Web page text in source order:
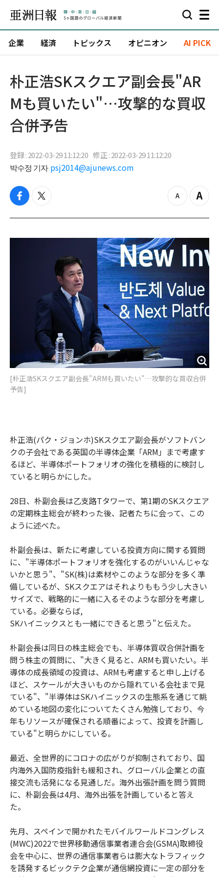
企業 経済 トピックス オピニオン AI PICK
朴正浩SKスクエア副会長"AR
Mも買いたい"…攻撃的な買収
合併予告
登録 : 2022-03-29 11:12:20 修正 : 2022-03-29 11:12:20
박수정 기자 psj2014@ajunews.com
f
c
b
t
i
t
z
o
o
Z
o
i
[朴正浩SKスクエア副会長"ARMも買いたい"…攻撃的な買収合併
予告]
朴正浩(パク・ジョンホ)SKスクエア副会長がソフトバン
クの子会社である英国の半導体企業「ARM」まで考慮す
るほど、半導体ポートフォリオの強化を積極的に検討し
ていると明らかにした。
28日、朴副会長は乙支路Tタワーで、第1期のSKスクエア
の定期株主総会が終わった後、記者たちに会って、この
ように述べた。
朴副会長は、新たに考慮している投資方向に関する質問
に、"半導体ポートフォリオを強化するのがいいんじゃな
いかと思う"、"SK(株)は素材やこのような部分を多く準
備しているが、SKスクエアはそれよりももう少し大きい
サイズで、戦略的に一緒に入るそのような部分を考慮し
ている。必要ならば,
SKハイニックスとも一緒にできると思う"と伝えた。
朴副会長は同日の株主総会でも、半導体買収合併計画を
問う株主の質問に、"大きく見ると、ARMも買いたい。半
導体の成長領域の投資は、ARMも考慮すると申し上げる
ほど、スケールが大きいものから隠れている会社まで見
ている"、"半導体はSKハイニックスの生態系を通じて眺
めている地図の変化についてたくさん勉強しており、今
年もリソースが確保される順番によって、投資を計画し
ている"と明らかにしている。
最近、全世界的にコロナの広がりが抑制されており、国
内海外入国防疫指針も緩和され、グローバル企業との直
接交流も活発になる見通しだ。海外出張計画を問う質問
に、朴副会長は4月、海外出張を計画していると答え
た。
先月、スペインで開かれたモバイルワールドコングレス
(MWC)2022で世界移動通信事業者連合会(GSMA)取締役
会を中心に、世界の通信事業者らは膨大なトラフィック
を誘発するビックテク企業が通信網投資に一定の部分を